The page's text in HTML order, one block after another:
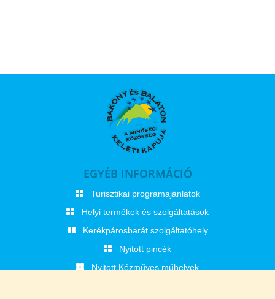
EGYÉB INFORMÁCIÓ
Turisztikai programajánlatok
Helyi termékek és szolgáltatások
Kerékpárosbarát szolgáltatóhely
Nyitott pincék
Nyitott Kézműves műhelyek